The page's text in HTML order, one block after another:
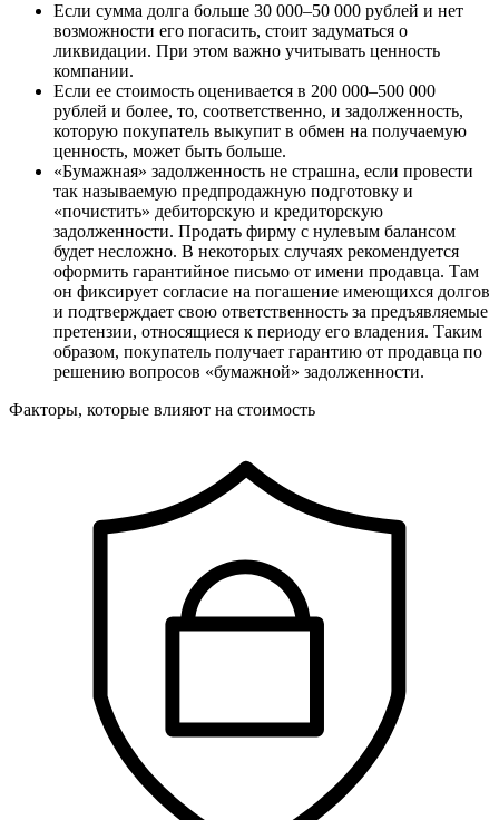
Если сумма долга больше 30 000–50 000 рублей и нет
возможности его погасить, стоит задуматься о
ликвидации. При этом важно учитывать ценность
компании.
Если ее стоимость оценивается в 200 000–500 000
рублей и более, то, соответственно, и задолженность,
которую покупатель выкупит в обмен на получаемую
ценность, может быть больше.
«Бумажная» задолженность не страшна, если провести
так называемую предпродажную подготовку и
«почистить» дебиторскую и кредиторскую
задолженности. Продать фирму с нулевым балансом
будет несложно. В некоторых случаях рекомендуется
оформить гарантийное письмо от имени продавца. Там
он фиксирует согласие на погашение имеющихся долгов
и подтверждает свою ответственность за предъявляемые
претензии, относящиеся к периоду его владения. Таким
образом, покупатель получает гарантию от продавца по
решению вопросов «бумажной» задолженности.
Факторы, которые влияют на стоимость